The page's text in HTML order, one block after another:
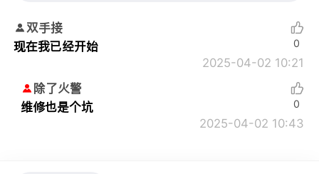
双手接
现在我已经开始
2025-04-02 10:21
0
除了火警
维修也是个坑
2025-04-02 10:43
0